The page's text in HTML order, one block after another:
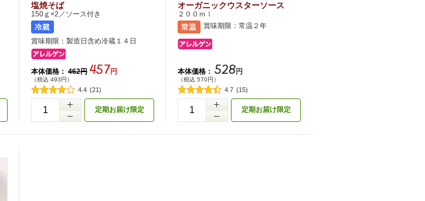
塩焼そば
150ｇ×2／ソース付き
賞味期限：製造日含め冷蔵１４日
本体価格： 462円 457円
（税込 493円）
4.4 (21)
定期お届け限定
オーガニックウスターソース
２００ｍｌ
賞味期限：常温２年
本体価格： 528円
（税込 570円）
4.7 (15)
定期お届け限定